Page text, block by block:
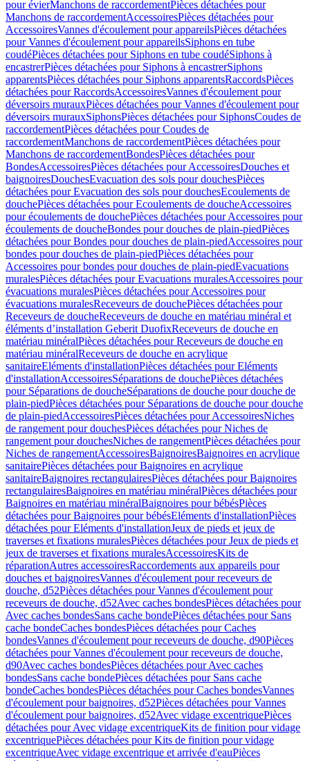
pour évierManchons de raccordementPièces détachées pour
Manchons de raccordementAccessoiresPièces détachées pour
AccessoiresVannes d'écoulement pour appareilsPièces détachées
pour Vannes d'écoulement pour appareilsSiphons en tube
coudéPièces détachées pour Siphons en tube coudéSiphons à
encastrerPièces détachées pour Siphons à encastrerSiphons
apparentsPièces détachées pour Siphons apparentsRaccordsPièces
détachées pour RaccordsAccessoiresVannes d'écoulement pour
déversoirs murauxPièces détachées pour Vannes d'écoulement pour
déversoirs murauxSiphonsPièces détachées pour SiphonsCoudes de
raccordementPièces détachées pour Coudes de
raccordementManchons de raccordementPièces détachées pour
Manchons de raccordementBondesPièces détachées pour
BondesAccessoiresPièces détachées pour AccessoiresDouches et
baignoiresDouchesEvacuation des sols pour douchesPièces
détachées pour Evacuation des sols pour douchesEcoulements de
douchePièces détachées pour Ecoulements de doucheAccessoires
pour écoulements de douchePièces détachées pour Accessoires pour
écoulements de doucheBondes pour douches de plain-piedPièces
détachées pour Bondes pour douches de plain-piedAccessoires pour
bondes pour douches de plain-piedPièces détachées pour
Accessoires pour bondes pour douches de plain-piedEvacuations
muralesPièces détachées pour Evacuations muralesAccessoires pour
évacuations muralesPièces détachées pour Accessoires pour
évacuations muralesReceveurs de douchePièces détachées pour
Receveurs de doucheReceveurs de douche en matériau minéral et
éléments d’installation Geberit DuofixReceveurs de douche en
matériau minéralPièces détachées pour Receveurs de douche en
matériau minéralReceveurs de douche en acrylique
sanitaireEléments d'installationPièces détachées pour Eléments
d'installationAccessoiresSéparations de douchePièces détachées
pour Séparations de doucheSéparations de douche pour douche de
plain-piedPièces détachées pour Séparations de douche pour douche
de plain-piedAccessoiresPièces détachées pour AccessoiresNiches
de rangement pour douchesPièces détachées pour Niches de
rangement pour douchesNiches de rangementPièces détachées pour
Niches de rangementAccessoiresBaignoiresBaignoires en acrylique
sanitairePièces détachées pour Baignoires en acrylique
sanitaireBaignoires rectangulairesPièces détachées pour Baignoires
rectangulairesBaignoires en matériau minéralPièces détachées pour
Baignoires en matériau minéralBaignoires pour bébésPièces
détachées pour Baignoires pour bébésEléments d'installationPièces
détachées pour Eléments d'installationJeux de pieds et jeux de
traverses et fixations muralesPièces détachées pour Jeux de pieds et
jeux de traverses et fixations muralesAccessoiresKits de
réparationAutres accessoiresRaccordements aux appareils pour
douches et baignoiresVannes d'écoulement pour receveurs de
douche, d52Pièces détachées pour Vannes d'écoulement pour
receveurs de douche, d52Avec caches bondesPièces détachées pour
Avec caches bondesSans cache bondePièces détachées pour Sans
cache bondeCaches bondesPièces détachées pour Caches
bondesVannes d'écoulement pour receveurs de douche, d90Pièces
détachées pour Vannes d'écoulement pour receveurs de douche,
d90Avec caches bondesPièces détachées pour Avec caches
bondesSans cache bondePièces détachées pour Sans cache
bondeCaches bondesPièces détachées pour Caches bondesVannes
d'écoulement pour baignoires, d52Pièces détachées pour Vannes
d'écoulement pour baignoires, d52Avec vidage excentriquePièces
détachées pour Avec vidage excentriqueKits de finition pour vidage
excentriquePièces détachées pour Kits de finition pour vidage
excentriqueAvec vidage excentrique et arrivée d'eauPièces